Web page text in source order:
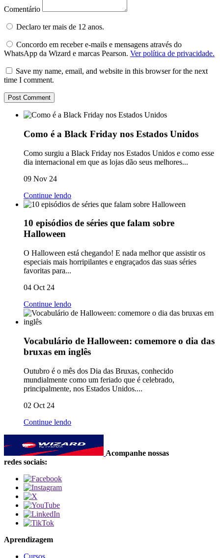
Comentário
Declaro ter mais de 12 anos.
Concordo em receber e-mails e mensagens através do
WhatsApp da Wizard e marcas Pearson. Ver política de privacidade.
Save my name, email, and website in this browser for the next
time I comment.
Como é a Black Friday nos Estados Unidos
Como surgiu a Black Friday nos Estados Unidos e como esse
dia internacional em que as lojas dão seus melhores...
09 Nov 24
Continue lendo
10 episódios de séries que falam sobre
Halloween
O Halloween está chegando! E nada melhor que assistir os
especiais mais horripilantes e engraçados das suas séries
favoritas para...
04 Oct 24
Continue lendo
Vocabulário de Halloween: comemore o dia das
bruxas em inglês
Outubro é o mês dos Dia das Bruxas, conhecido
mundialmente como um feriado que é celebrado,
principalmente, nos Estados Unidos....
02 Oct 24
Continue lendo
Acompanhe nossas
redes sociais:
Aprendizagem
Cursos